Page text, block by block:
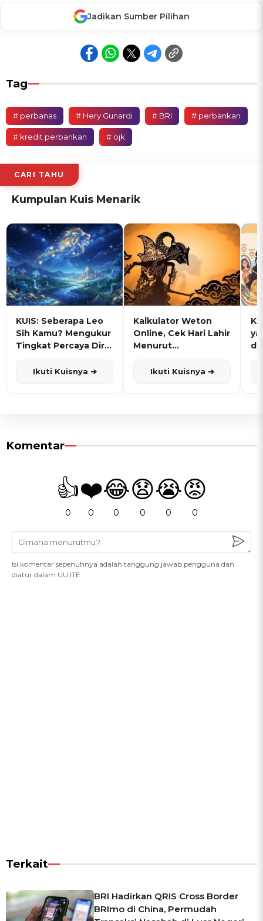
Jadikan Sumber Pilihan
Tag
# perbanas # Hery Gunardi # BRI # perbankan
# kredit perbankan # ojk
CARI TAHU
Kumpulan Kuis Menarik
KUIS: Seberapa Leo
Sih Kamu? Mengukur
Tingkat Percaya Diri
Ikuti Kuisnya ➔
Kalkulator Weton
Online, Cek Hari Lahir
Menurut
Ikuti Kuisnya ➔
Komentar
👍
0
❤️
0
😂
0
😧
0
😭
0
😡
0
Isi komentar sepenuhnya adalah tanggung jawab pengguna dan
diatur dalam UU ITE
Terkait
BRI Hadirkan QRIS Cross Border
BRImo di China, Permudah